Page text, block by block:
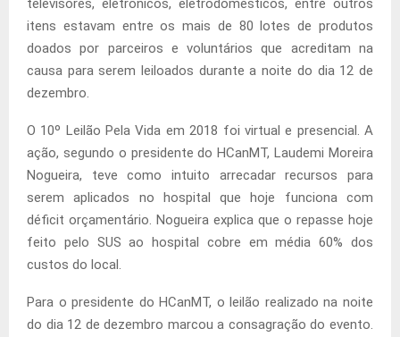
itens estavam entre os mais de 80 lotes de produtos
doados por parceiros e voluntários que acreditam na
causa para serem leiloados durante a noite do dia 12 de
dezembro.
O 10º Leilão Pela Vida em 2018 foi virtual e presencial. A
ação, segundo o presidente do HCanMT, Laudemi Moreira
Nogueira, teve como intuito arrecadar recursos para
serem aplicados no hospital que hoje funciona com
déficit orçamentário. Nogueira explica que o repasse hoje
feito pelo SUS ao hospital cobre em média 60% dos
custos do local.
Para o presidente do HCanMT, o leilão realizado na noite
do dia 12 de dezembro marcou a consagração do evento.